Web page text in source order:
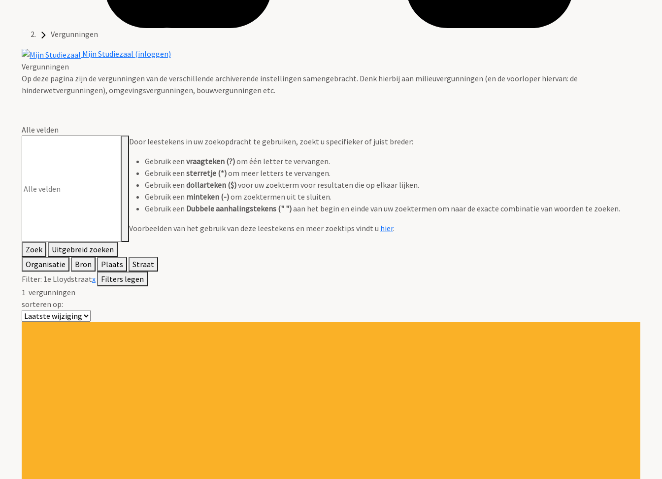
Vergunningen
Mijn Studiezaal (inloggen)
Vergunningen
Op deze pagina zijn de vergunningen van de verschillende archiverende instellingen samengebracht. Denk hierbij aan milieuvergunningen (en de voorloper hiervan: de
hinderwetvergunningen), omgevingsvergunningen, bouwvergunningen etc.
Alle velden
Door leestekens in uw zoekopdracht te gebruiken, zoekt u specifieker of juist breder:
Gebruik een vraagteken (?)om één letter te vervangen.
Gebruik een sterretje (*)om meer letters te vervangen.
Gebruik een dollarteken ($)voor uw zoekterm voor resultaten die op elkaar lijken.
Gebruik een minteken (-)om zoektermen uit te sluiten.
Gebruik een Dubbele aanhalingstekens (" ")aan het begin en einde van uw zoektermen om naar de exacte combinatie van woorden te zoeken.
Voorbeelden van het gebruik van deze leestekens en meer zoektips vindt u hier.
Zoek
Uitgebreid zoeken
Organisatie
Bron Plaats
Straat
Filter: 1e Lloydstraatx Filters legen
1 vergunningen
sorteren op: